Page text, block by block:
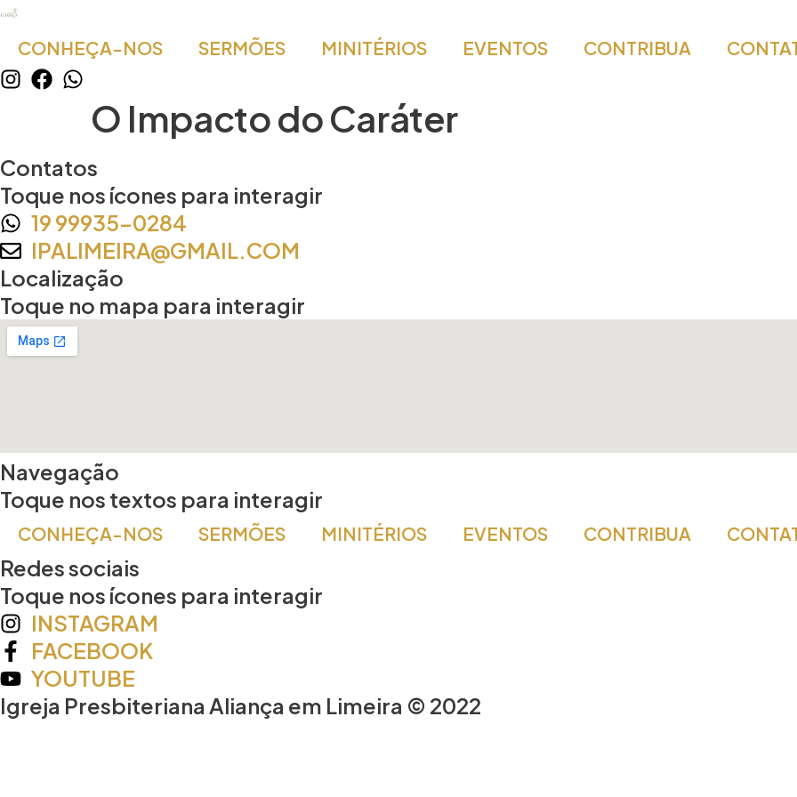
CONHEÇA-NOS SERMÕES MINITÉRIOS EVENTOS CONTRIBUA
O Impacto do Caráter
Contatos
Toque nos ícones para interagir
19 99935-0284
IPALIMEIRA@GMAIL.COM
Localização
Toque no mapa para interagir
Navegação
Toque nos textos para interagir
CONHEÇA-NOS SERMÕES MINITÉRIOS EVENTOS CONTRIBUA
Redes sociais
Toque nos ícones para interagir
INSTAGRAM
FACEBOOK
YOUTUBE
Igreja Presbiteriana Aliança em Limeira © 2022